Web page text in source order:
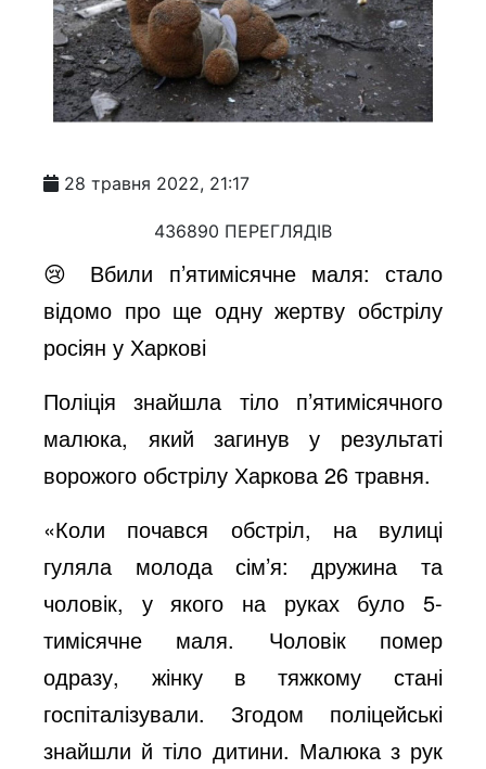
28 травня 2022, 21:17
436890 ПЕРЕГЛЯДІВ
😢 Вбили п’ятимісячне маля: стало
відомо про ще одну жертву обстрілу
росіян у Харкові
Поліція знайшла тіло п’ятимісячного
малюка, який загинув у результаті
ворожого обстрілу Харкова 26 травня.
«Коли почався обстріл, на вулиці
гуляла молода сім’я: дружина та
чоловік, у якого на руках було 5-
тимісячне маля. Чоловік помер
одразу, жінку в тяжкому стані
госпіталізували. Згодом поліцейські
знайшли й тіло дитини. Малюка з рук